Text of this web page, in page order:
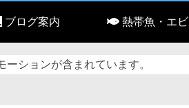
ブログ案内 熱帯魚・エビ
ションが含まれています。